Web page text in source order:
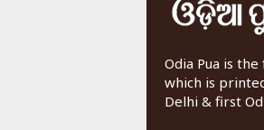
Odia Pua is
which is
Delhi & first